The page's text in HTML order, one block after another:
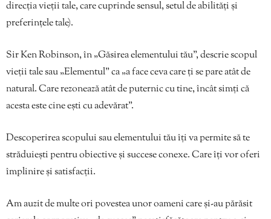
direcția vieții tale, care cuprinde sensul, setul de abilități și
preferințele tale).
Sir Ken Robinson, în „Găsirea elementului tău”, descrie scopul
vieții tale sau „Elementul” ca „a face ceva care ți se pare atât de
natural. Care rezonează atât de puternic cu tine, încât simți că
acesta este cine ești cu adevărat”.
Descoperirea scopului sau elementului tău îți va permite să te
străduiești pentru obiective și succese conexe. Care îți vor oferi
împlinire și satisfacții.
Am auzit de multe ori povestea unor oameni care și-au părăsit